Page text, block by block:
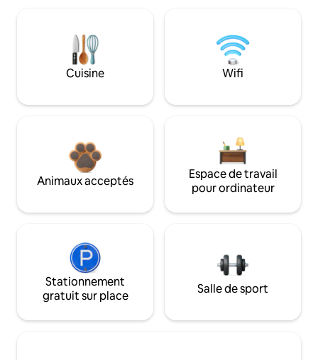
Cuisine Wifi
Animaux acceptés
Espace de travail
pour ordinateur
Stationnement
gratuit sur place
Salle de sport